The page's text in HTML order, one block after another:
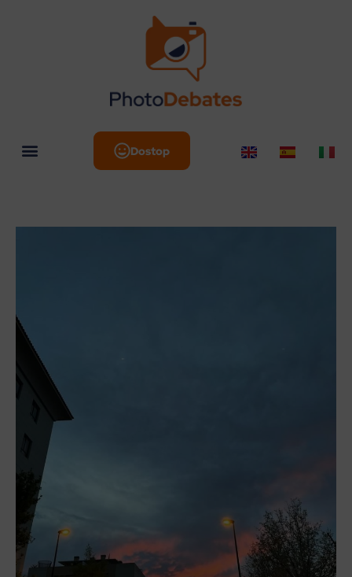
Dostop